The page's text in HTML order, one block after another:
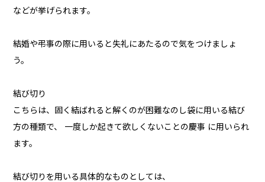
などが挙げられます。
結婚や弔事の際に用いると失礼にあたるので気をつけましょ
う。
結び切り
こちらは、固く結ばれると解くのが困難なのし袋に用いる結び
方の種類で、 一度しか起きて欲しくないことの慶事 に用いられ
ます。
結び切りを用いる具体的なものとしては、